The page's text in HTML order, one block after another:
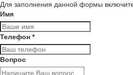
Для заполнения данной формы
Имя
Телефон *
Вопрос